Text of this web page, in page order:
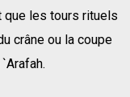
que les tours rituels
crâne ou la coupe